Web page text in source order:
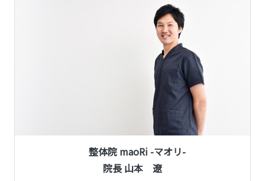
整体院 maoRi -マオリ-
院長 山本 遼